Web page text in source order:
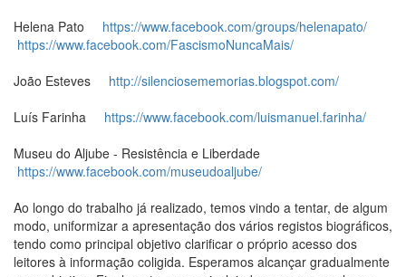
Helena Pato https://www.facebook.com/groups/helenapato/
https://www.facebook.com/FascismoNuncaMais/
João Esteves http://silenciosememorias.blogspot.com/
Luís Farinha https://www.facebook.com/luismanuel.farinha/
Museu do Aljube - Resistência e Liberdade
https://www.facebook.com/museudoaljube/
Ao longo do trabalho já realizado, temos vindo a tentar, de algum
modo, uniformizar a apresentação dos vários registos biográficos,
tendo como principal objetivo clarificar o próprio acesso dos
leitores à informação coligida. Esperamos alcançar gradualmente